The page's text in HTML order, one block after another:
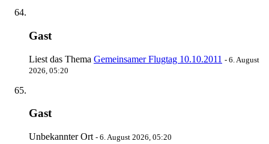
Gast
Liest das Thema Gemeinsamer Flugtag 10.10.2011 - 6. August
2026, 05:20
Gast
Unbekannter Ort - 6. August 2026, 05:20